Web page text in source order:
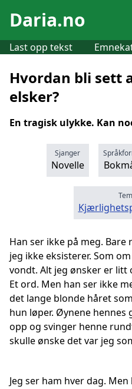
Daria.no
Last opp tekst
Hvordan bli sett
elsker?
En tragisk ulykke. Kan
Sjanger
Novelle
Han ser ikke på meg.
jeg ikke eksisterer. Som
vondt. Alt jeg ønsker er litt
Et ord. Men han ser ikke
det lange blonde håret
hun løper. Øynene
opp og svinger henne
skulle ønske det var jeg
Jeg ser ham hver dag.